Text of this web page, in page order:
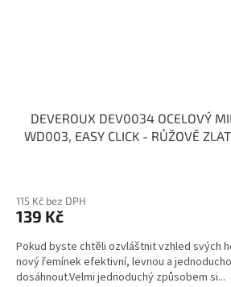
DEVEROUX DEV0034 OCELOVÝ
WD003, EASY CLICK - RŮŽOVĚ
115 Kč bez DPH
139 Kč
Pokud byste chtěli ozvláštnit vzhled svých
nový řemínek efektivní, levnou a
dosáhnout.Velmi jednoduchý způsobem si...